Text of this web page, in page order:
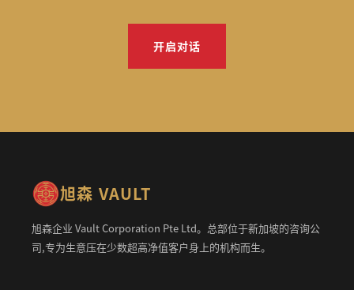
开启对话
旭森 VAULT
旭森企业 Vault Corporation Pte Ltd。总部位于新加坡的咨询公
司,专为生意压在少数超高净值客户身上的机构而生。